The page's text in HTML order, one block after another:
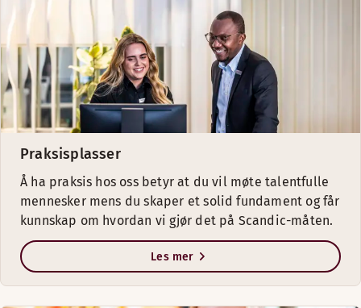
Praksisplasser
Å ha praksis hos oss betyr at du vil møte talentfulle
mennesker mens du skaper et solid fundament og får
kunnskap om hvordan vi gjør det på Scandic-måten.
Les mer